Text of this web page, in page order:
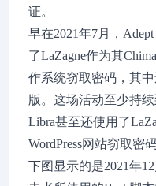
证。
早在2021年7月，
了LaZagne作为其
作系统窃取密码，其
版。这场活动至少持
Libra甚至还使用了
WordPress网站窃取密码
下图显示的是2021年